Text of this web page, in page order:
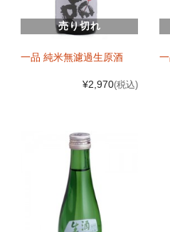
売り切れ
一品 純米無濾過生原酒
¥2,970(税込)